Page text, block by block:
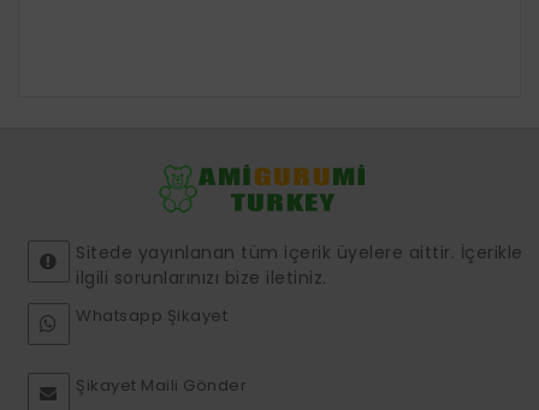
Sitede yayınlanan tüm içerik üyelere aittir. İçerikle
ilgili sorunlarınızı bize iletiniz.
Whatsapp Şikayet
Şikayet Maili Gönder